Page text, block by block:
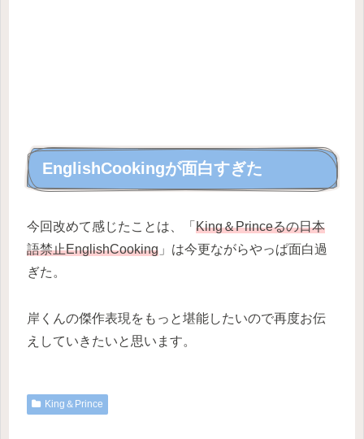
EnglishCookingが面白すぎた
今回改めて感じたことは、「 King＆Princeるの日本
語禁止EnglishCooking 」は今更ながらやっぱ面白過
ぎた。
岸くんの傑作表現をもっと堪能したいので再度お伝
えしていきたいと思います。
King＆Prince